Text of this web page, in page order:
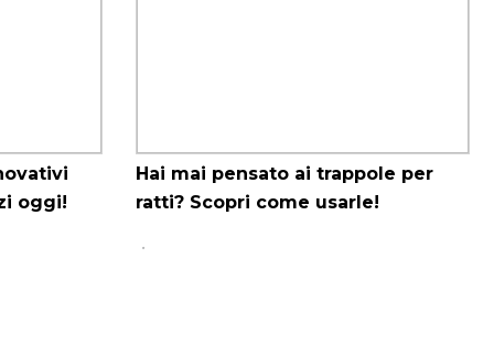
oggi!
Hai mai pensato ai trappole per
ratti? Scopri come usarle!